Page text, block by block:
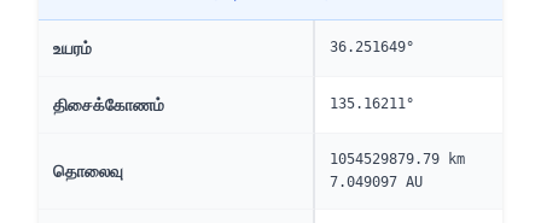
உயரம் 36.251649°
திசைக்கோணம் 135.16211°
தொலைவு
1054529879.79 km
7.049097 AU